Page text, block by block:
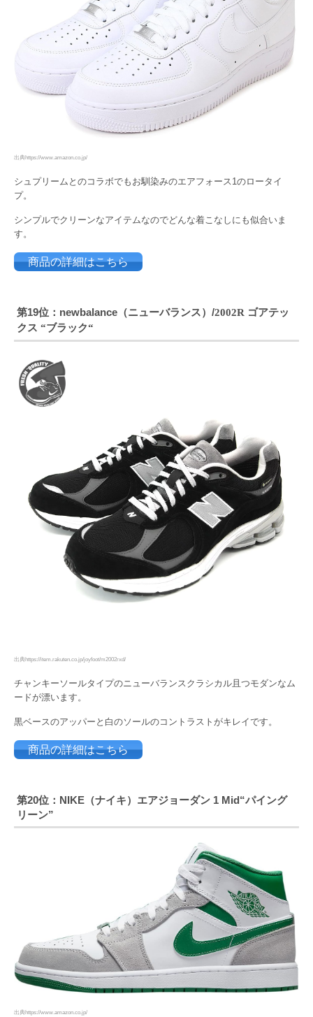
出典https://www.amazon.co.jp/
シュプリームとのコラボでもお馴染みのエアフォース1のロータイ
プ。
シンプルでクリーンなアイテムなのでどんな着こなしにも似合いま
す。
商品の詳細はこちら
第19位：newbalance（ニューバランス）/2002R ゴアテッ
クス “ブラック“
出典https://item.rakuten.co.jp/joyfoot/m2002rxd/
チャンキーソールタイプのニューバランスクラシカル且つモダンなム
ードが漂います。
黒ベースのアッパーと白のソールのコントラストがキレイです。
商品の詳細はこちら
第20位：NIKE（ナイキ） エアジョーダン 1 Mid“パイング
リーン”
出典https://www.amazon.co.jp/